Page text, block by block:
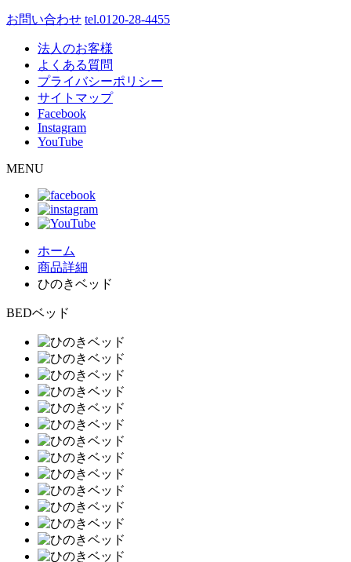
お問い合わせ tel.0120-28-4455
法人のお客様
よくある質問
プライバシーポリシー
サイトマップ
Facebook
Instagram
YouTube
MENU
ホーム
商品詳細
ひのきベッド
BEDベッド